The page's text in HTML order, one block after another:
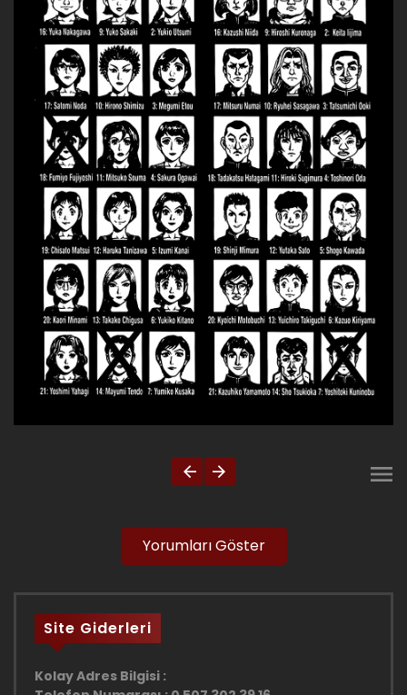
Yorumları Göster
Site Giderleri
Kolay Adres Bilgisi :